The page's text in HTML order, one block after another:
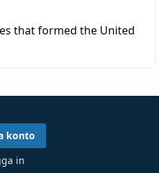
that formed the United
konto
in